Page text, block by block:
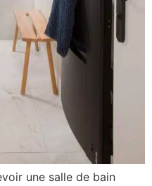
une salle de bain